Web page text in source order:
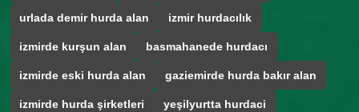
urlada demir hurda alan izmir hurdacılık
izmirde kurşun alan basmahanede hurdacı
izmirde eski hurda alan gaziemirde hurda bakır alan
izmirde hurda şirketleri yeşilyurtta hurdaci